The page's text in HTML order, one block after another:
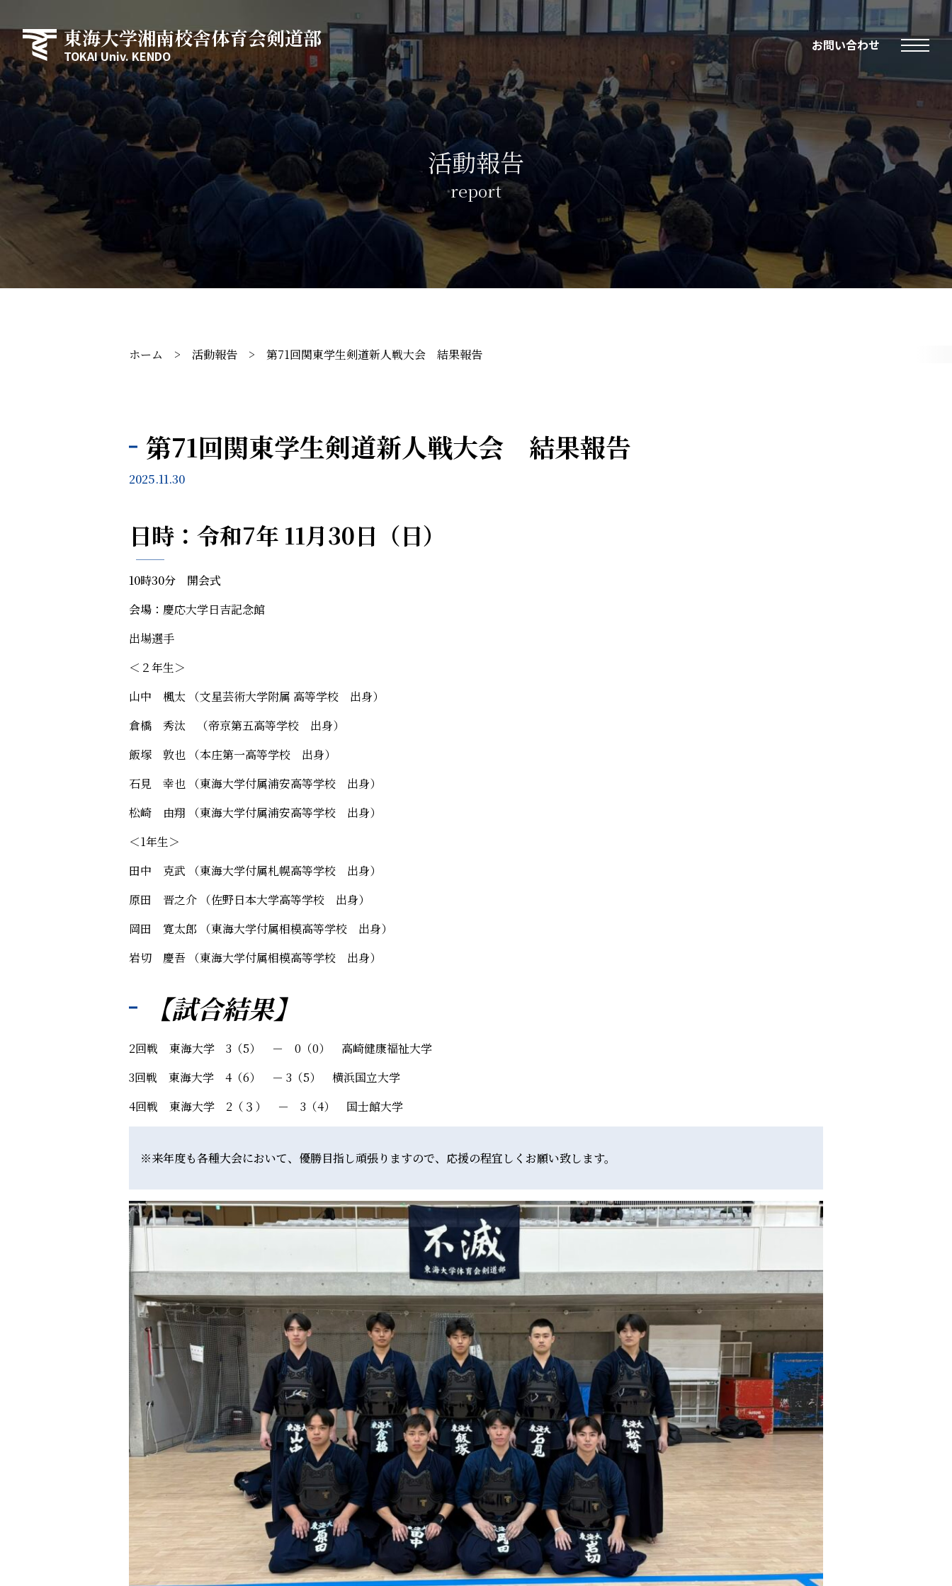
東海大学湘南校舎体育会剣道部
TOKAI Univ. KENDO
お問い合わせ
活動報告
report
ホーム > 活動報告 > 第71回関東学生剣道新人戦大会 結果報告
第71回関東学生剣道新人戦大会 結果報告
2025.11.30
日時：令和7年 11月30日（日）
10時30分 開会式
会場： 慶応大学日吉記念館
出場選手
＜２年生＞
山中 楓太 （文星芸術大学附属 高等学校 出身）
倉橋 秀汰 （帝京第五高等学校 出身）
飯塚 敦也 （本庄第一高等学校 出身）
石見 幸也 （東海大学付属浦安高等学校 出身）
松崎 由翔 （東海大学付属浦安高等学校 出身）
＜1年生＞
田中 克武 （東海大学付属札幌高等学校 出身）
原田 晋之介 （佐野日本大学高等学校 出身）
岡田 寛太郎 （東海大学付属相模高等学校 出身）
岩切 慶吾 （東海大学付属相模高等学校 出身）
【試合結果】
2回戦 東海大学 3（5） － 0（0） 高崎健康福祉大学
3回戦 東海大学 4（6） － 3（5） 横浜国立大学
4回戦 東海大学 2（３） － 3（4） 国士館大学
※来年度も各種大会において、優勝目指し頑張りますので、応援の程宜しくお願い致します。